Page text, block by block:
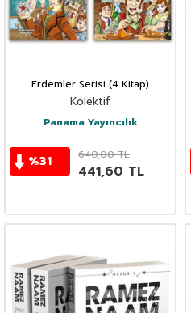
Erdemler Serisi (4 Kitap)
Kolektif
Panama Yayıncılık
%31 640,00TL
441,60 TL